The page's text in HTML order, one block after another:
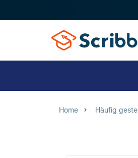
Home Häufig